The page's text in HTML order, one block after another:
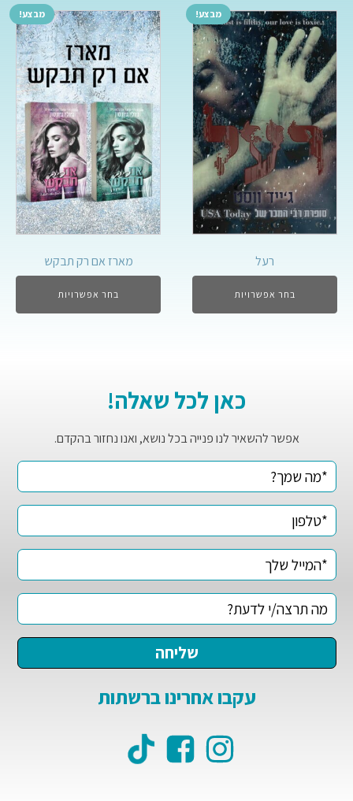
מבצע!
רעל
בחר אפשרויות
מבצע!
מארז אם רק תבקש
בחר אפשרויות
כאן לכל שאלה!
אפשר להשאיר לנו פנייה בכל נושא, ואנו נחזור בהקדם.
עקבו אחרינו ברשתות